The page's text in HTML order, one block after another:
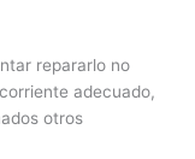
repararlo no
adecuado,
otros